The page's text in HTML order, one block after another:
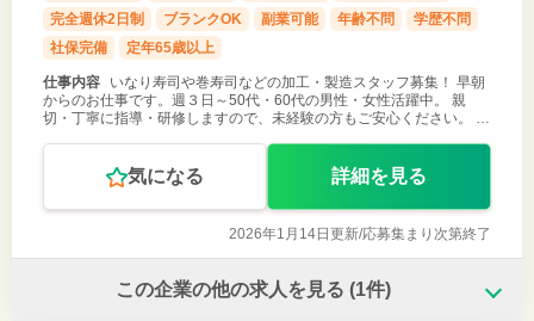
完全週休2日制
ブランクOK 副業可能 年齢不問
学歴不問
社保完備
定年65歳以上
仕事内容
いなり寿司や巻寿司などの加工・製造スタッフ募集！ 早朝
からのお仕事です。週３日～50代・60代の男性・女性活躍中。 親
切・丁寧に指導・研修しますので、未経験の方もご安心ください。 ＊
気になる 詳細を見る
2026年1月14日更新/応募集まり次第終了
この企業の他の求人を見る (1件)